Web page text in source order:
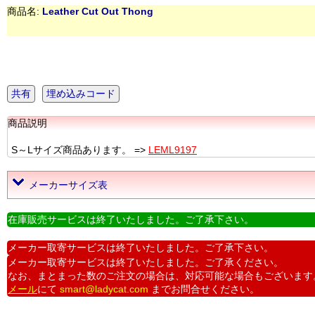
商品名: Leather Cut Out Thong
共有 埋め込みコード
商品説明
S～Lサイズ商品あります。 => LEML9197
メーカーサイズ表
在庫販売サービスは終了いたしました。ご了承下さい。
メーカー取寄サービスは終了いたしました。ご了承下さい。
メーカー取寄サービスは終了いたしました。ご了承ください。
なお、まとまった数のご注文の場合は、対応可能な場合もございます
メールにて smart@ladycat.com までお問合せください。